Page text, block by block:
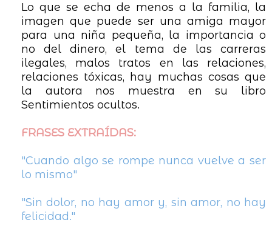
Lo que se echa de menos a la familia, la
imagen que puede ser una amiga mayor
para una niña pequeña, la importancia o
no del dinero, el tema de las carreras
ilegales, malos tratos en las relaciones,
relaciones tóxicas, hay muchas cosas que
la autora nos muestra en su libro
Sentimientos ocultos.
FRASES EXTRAÍDAS:
"Cuando algo se rompe nunca vuelve a ser
lo mismo"
"Sin dolor, no hay amor y, sin amor, no hay
felicidad."